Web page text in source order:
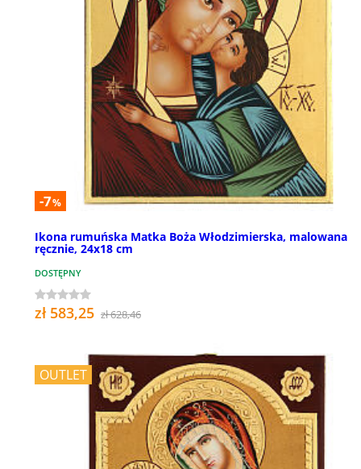
-7%
Ikona rumuńska Matka Boża Włodzimierska, malowana
ręcznie, 24x18 cm
DOSTĘPNY
zł 583,25 zł 628,46
OUTLET